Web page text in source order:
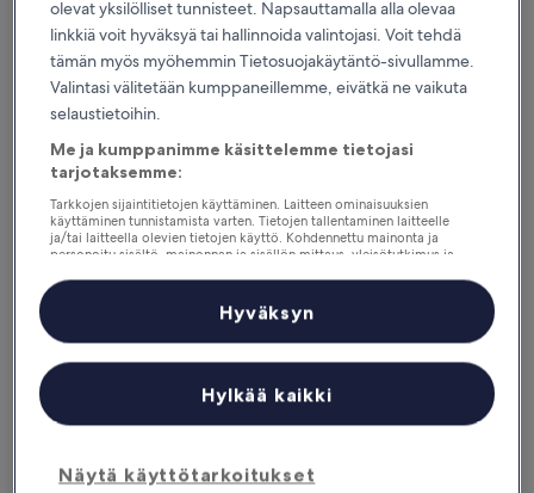
Syitä ladata sovelluksemme
Pysy ajan tasalla
Tarkastele matkasuunnitelmaasi ilman Wi-Fi-
yhteyttä
Suunnittele matkasi vapaasti
Varaa missä ja milloin tahansa, myös viime
hetkellä
olevat yksilölliset tunnisteet. Napsauttamalla alla olevaa
linkkiä voit hyväksyä tai hallinnoida valintojasi. Voit tehdä
tämän myös myöhemmin Tietosuojakäytäntö-sivullamme.
Valintasi välitetään kumppaneillemme, eivätkä ne vaikuta
selaustietoihin.
Me ja kumppanimme käsittelemme tietojasi
tarjotaksemme:
Tarkkojen sijaintitietojen käyttäminen. Laitteen ominaisuuksien
käyttäminen tunnistamista varten. Tietojen tallentaminen laitteelle
ja/tai laitteella olevien tietojen käyttö. Kohdennettu mainonta ja
personoitu sisältö, mainonnan ja sisällön mittaus, yleisötutkimus ja
Kumppanien (toimittajien) luettelo
Näytä käyttötarkoitukset
Hylkää kaikki
Hyväksyn